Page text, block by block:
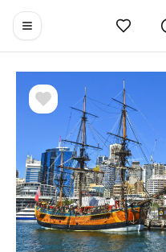
Toggle navigation menu
Preferiti